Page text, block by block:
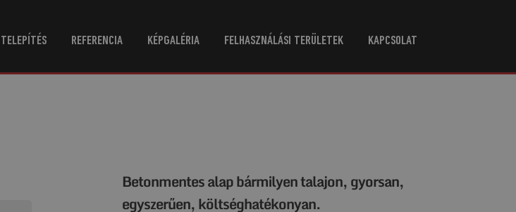
TELEPÍTÉS REFERENCIA KÉPGALÉRIA FELHASZNÁLÁSI TERÜLETEK KAPCSOLAT
Betonmentes alap bármilyen talajon, gyorsan,
egyszerűen, költséghatékonyan.